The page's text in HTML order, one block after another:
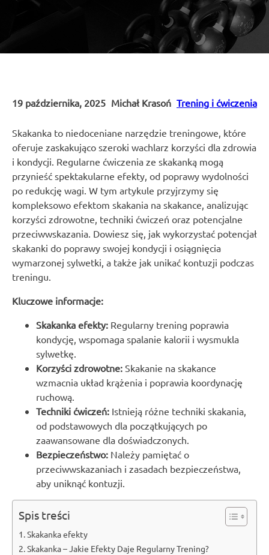
19 października, 2025 Michał Krasoń Trening i ćwiczenia
Skakanka to niedoceniane narzędzie treningowe, które
oferuje zaskakująco szeroki wachlarz korzyści dla zdrowia
i kondycji. Regularne ćwiczenia ze skakanką mogą
przynieść spektakularne efekty, od poprawy wydolności
po redukcję wagi. W tym artykule przyjrzymy się
kompleksowo efektom skakania na skakance, analizując
korzyści zdrowotne, techniki ćwiczeń oraz potencjalne
przeciwwskazania. Dowiesz się, jak wykorzystać potencjał
skakanki do poprawy swojej kondycji i osiągnięcia
wymarzonej sylwetki, a także jak unikać kontuzji podczas
treningu.
Kluczowe informacje:
Skakanka efekty: Regularny trening poprawia
kondycję, wspomaga spalanie kalorii i wysmukla
sylwetkę.
Korzyści zdrowotne: Skakanie na skakance
wzmacnia układ krążenia i poprawia koordynację
ruchową.
Techniki ćwiczeń: Istnieją różne techniki skakania,
od podstawowych dla początkujących po
zaawansowane dla doświadczonych.
Bezpieczeństwo: Należy pamiętać o
przeciwwskazaniach i zasadach bezpieczeństwa,
aby uniknąć kontuzji.
Spis treści
Skakanka efekty
Skakanka – Jakie Efekty Daje Regularny Trening?